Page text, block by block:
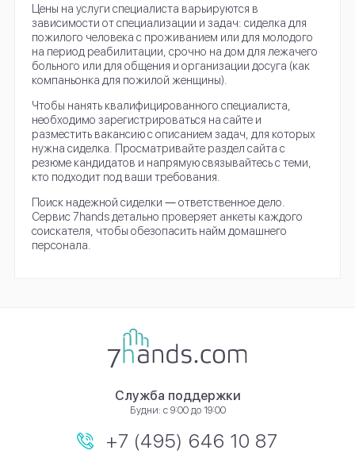
Цены на услуги специалиста варьируются в
зависимости от специализации и задач: сиделка для
пожилого человека с проживанием или для молодого
на период реабилитации, срочно на дом для лежачего
больного или для общения и организации досуга (как
компаньонка для пожилой женщины).
Чтобы нанять квалифицированного специалиста,
необходимо зарегистрироваться на сайте и
разместить вакансию с описанием задач, для которых
нужна сиделка. Просматривайте раздел сайта с
резюме кандидатов и напрямую связывайтесь с теми,
кто подходит под ваши требования.
Поиск надежной сиделки ― ответственное дело.
Сервис 7hands детально проверяет анкеты каждого
соискателя, чтобы обезопасить найм домашнего
персонала.
Служба поддержки
Будни: с 9:00 до 19:00
+7 (495) 646 10 87